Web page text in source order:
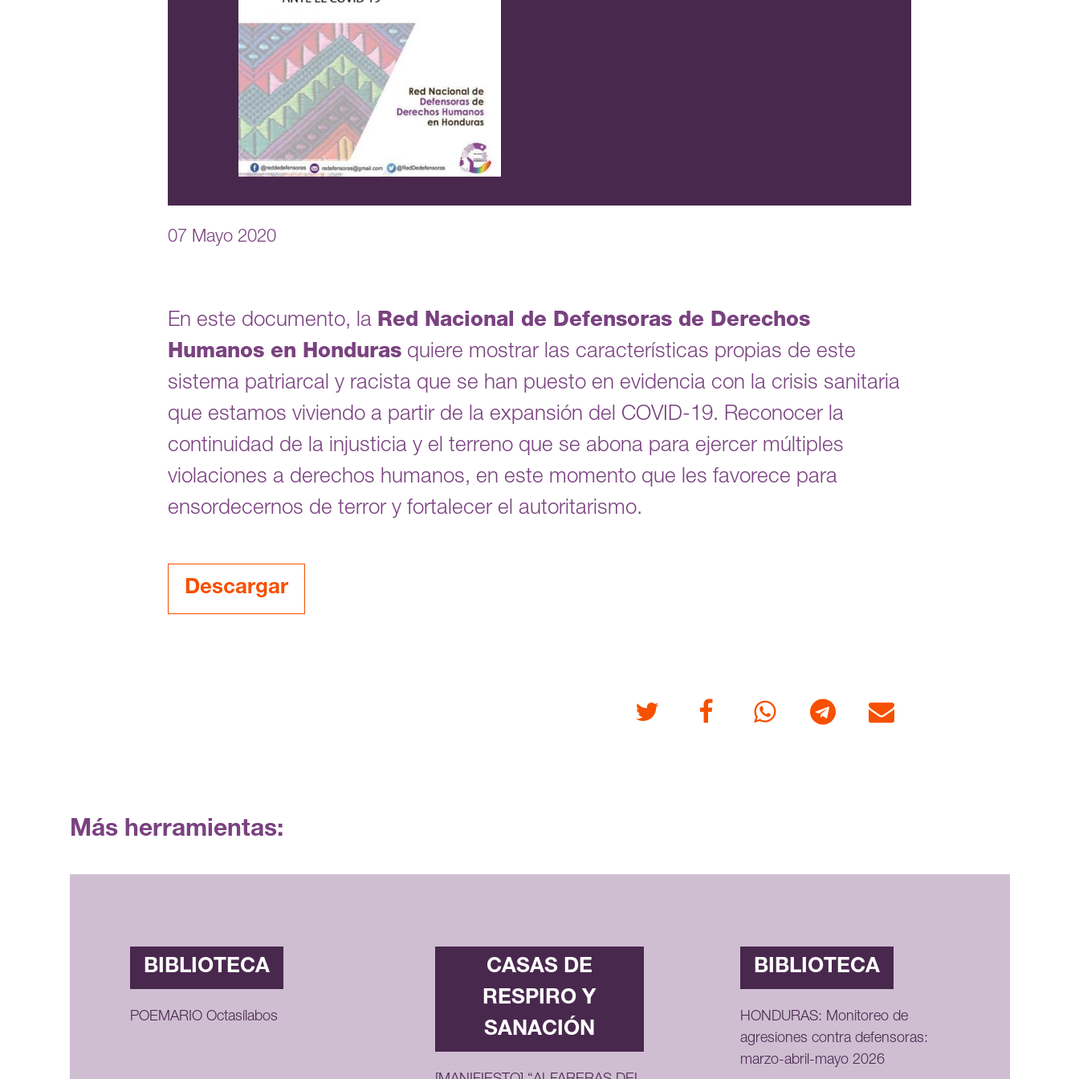
07 Mayo 2020
En este documento, la Red Nacional de Defensoras de Derechos
Humanos en Honduras quiere mostrar las características propias de este
sistema patriarcal y racista que se han puesto en evidencia con la crisis sanitaria
que estamos viviendo a partir de la expansión del COVID-19. Reconocer la
continuidad de la injusticia y el terreno que se abona para ejercer múltiples
violaciones a derechos humanos, en este momento que les favorece para
ensordecernos de terror y fortalecer el autoritarismo.
Descargar
Twitter FacebookWhatsappTelegram Correo
Más herramientas:
BIBLIOTECA
POEMARIO Octasílabos
CASAS DE
RESPIRO Y
SANACIÓN
BIBLIOTECA
HONDURAS: Monitoreo de
agresiones contra defensoras:
marzo-abril-mayo 2026